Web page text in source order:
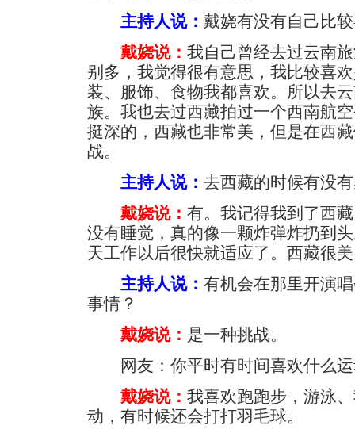
主持人说： 戴娆有没有自己比
戴娆说： 我自己曾经去过云南
别多，我觉得很有意思，我比较喜
装、服饰、食物我都喜欢。所以去
族。我也去过西藏拍过一个西南航
挺深的，西藏也非常美，但是在西
战。
主持人说： 去西藏的时候有没
戴娆说： 有。我记得我到了西
没有睡觉，真的像一颗炸弹炸扔到
天工作以后很快就适应了。西藏很
主持人说： 有机会在那里开演
事情？
戴娆说： 是一种挑战。
网友：你平时有时间喜欢什么运
戴娆说： 我喜欢跑跑步，游泳
动，有时候还会打打羽毛球。